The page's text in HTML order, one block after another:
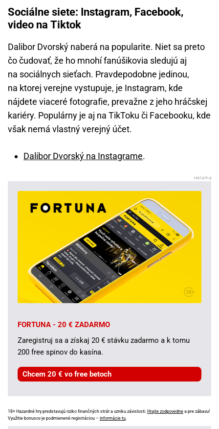
Sociálne siete: Instagram, Facebook,
video na Tiktok
Dalibor Dvorský naberá na popularite. Niet sa preto
čo čudovať, že ho mnohí fanúšikovia sledujú aj
na sociálnych sieťach. Pravdepodobne jedinou,
na ktorej verejne vystupuje, je Instagram, kde
nájdete viaceré fotografie, prevažne z jeho hráčskej
kariéry. Populárny je aj na TikToku či Facebooku, kde
však nemá vlastný verejný účet.
Dalibor Dvorský na Instagrame.
FORTUNA - 20 € ZADARMO
Zaregistruj sa a získaj 20 € stávku zadarmo a k tomu
200 free spinov do kasína.
Chcem 20 € vo free betoch
18+ Hazardné hry predstavujú riziko finančných strát a vzniku závislosti. Hrajte zodpovedne a pre zábavu!
Využitie bonusov je podmienené registráciou – informácie tu